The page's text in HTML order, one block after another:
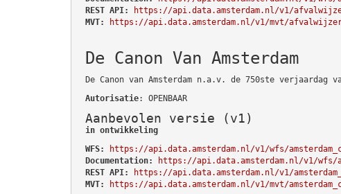
REST API:
https://api.data.amsterdam.nl/v1/
MVT:
https://api.data.amsterdam.nl/v1/mvt/
De Canon Van Amsterdam
De Canon van Amsterdam n.a.v. de 750ste verjaardag
Autorisatie: OPENBAAR
Aanbevolen versie (v1)
in ontwikkeling
WFS:
https://api.data.amsterdam.nl/v1/wfs/
Documentation:
https://api.data.amsterdam.nl/v1/wfs/
REST API:
https://api.data.amsterdam.nl/v1/
MVT:
https://api.data.amsterdam.nl/v1/mvt/